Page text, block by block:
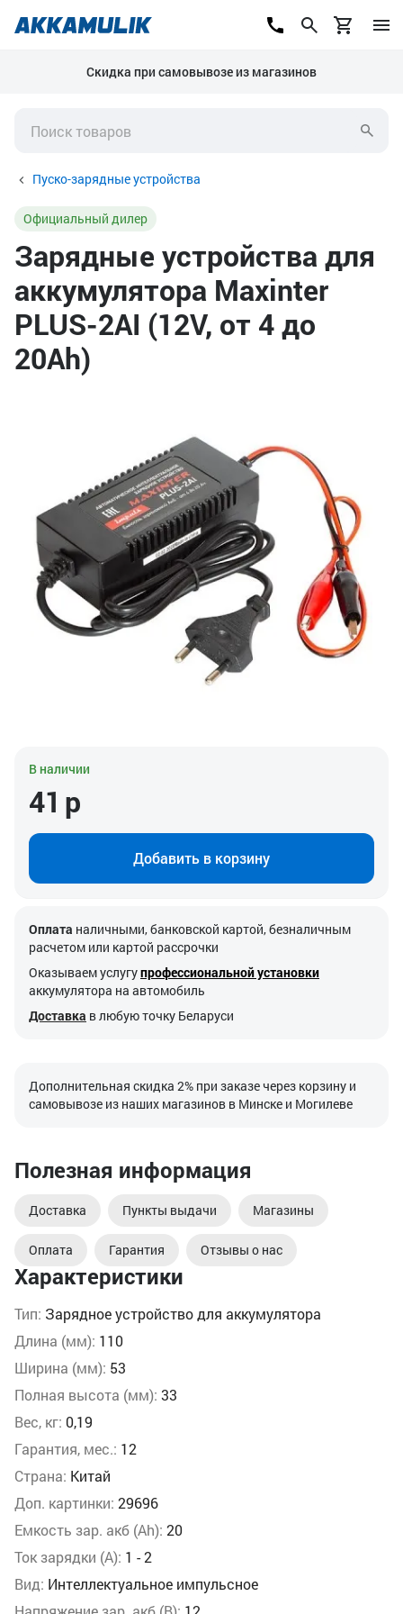
Скидка при самовывозе из магазинов
Пуско-зарядные устройства
Официальный дилер
Зарядные устройства для
аккумулятора Maxinter
PLUS-2AI (12V, от 4 до
20Ah)
Характеристики
Тип: Зарядное устройство для аккумулятора
Длина (мм): 110
Ширина (мм): 53
Полная высота (мм): 33
Вес, кг: 0,19
Гарантия, мес.: 12
Страна: Китай
Доп. картинки: 29696
Емкость зар. акб (Аh): 20
Ток зарядки (А): 1 - 2
Вид: Интеллектуальное импульсное
В наличии
41 р
Добавить в корзину
Оплата наличными, банковской картой, безналичным
расчетом или картой рассрочки
Оказываем услугупрофессиональной установки
аккумулятора на автомобиль
Доставка в любую точку Беларуси
Дополнительная скидка 2% при заказе через корзину и
самовывозе из наших магазинов в Минске и Могилеве
Полезная информация
Доставка Пункты выдачи Магазины
Оплата Гарантия Отзывы о нас